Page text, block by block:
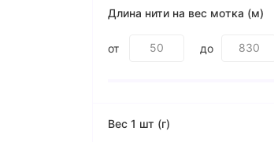
Длина нити на вес мотка (м)
от до
Вес 1 шт (г)